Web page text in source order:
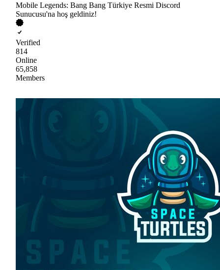
Mobile Legends: Bang Bang Türkiye Resmi Discord
Sunucusu'na hoş geldiniz!
Verified
814
Online
65,858
Members